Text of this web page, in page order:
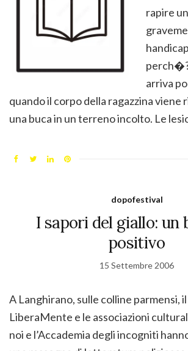
rapire
arriva
quando il corpo della ragazzina
una buca in un terreno incolto. Le
dopofestival
I sapori del giallo: un
positivo
15 Settembre 2006
A Langhirano, sulle colline parmensi,
LiberaMente e le associazioni
noi e l’Accademia degli incogniti